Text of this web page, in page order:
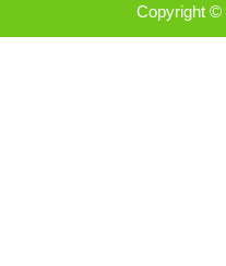
Copyright ©